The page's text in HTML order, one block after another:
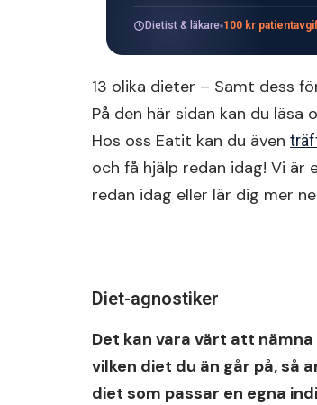
Dietist & läkare 100 kr
13 olika dieter – Samt dess
På den här sidan kan du läsa
Hos oss Eatit kan du även
och få hjälp redan idag! Vi är
redan idag eller lär dig mer
Diet-agnostiker
Det kan vara värt att
vilken diet du än går på, så
diet som passar en egna